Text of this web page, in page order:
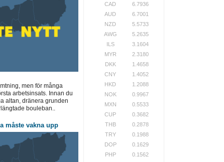
men för många
arbetsinsats. Innan du
altan, dränera grunden
bouleban..
måste vakna upp
CAD
6.7936
AUD
6.7001
NZD
5.5733
AWG
5.2635
ILS
3.1604
MYR
2.3180
DKK
1.4658
CNY
1.4052
HKD
1.2088
NOK
0.9967
MXN
0.5533
CUP
0.3682
THB
0.2878
TRY
0.1988
DOP
0.1629
PHP
0.1562